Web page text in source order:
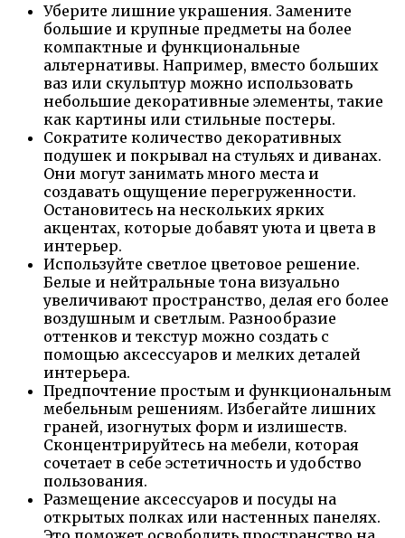
Уберите лишние украшения. Замените
большие и крупные предметы на более
компактные и функциональные
альтернативы. Например, вместо больших
ваз или скульптур можно использовать
небольшие декоративные элементы, такие
как картины или стильные постеры.
Сократите количество декоративных
подушек и покрывал на стульях и диванах.
Они могут занимать много места и
создавать ощущение перегруженности.
Остановитесь на нескольких ярких
акцентах, которые добавят уюта и цвета в
интерьер.
Используйте светлое цветовое решение.
Белые и нейтральные тона визуально
увеличивают пространство, делая его более
воздушным и светлым. Разнообразие
оттенков и текстур можно создать с
помощью аксессуаров и мелких деталей
интерьера.
Предпочтение простым и функциональным
мебельным решениям. Избегайте лишних
граней, изогнутых форм и излишеств.
Сконцентрируйтесь на мебели, которая
сочетает в себе эстетичность и удобство
пользования.
Размещение аксессуаров и посуды на
открытых полках или настенных панелях.